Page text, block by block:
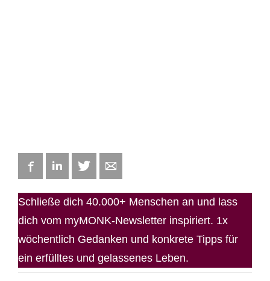
FacebookLinkedIn Twitter
Schließe dich 40.000+ Menschen an und lass
dich vom myMONK-Newsletter inspiriert. 1x
wöchentlich Gedanken und konkrete Tipps für
ein erfülltes und gelassenes Leben.